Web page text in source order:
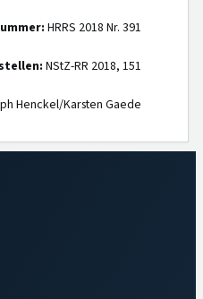
HRRS 2018 Nr. 391
NStZ-RR 2018, 151
Henckel/Karsten Gaede